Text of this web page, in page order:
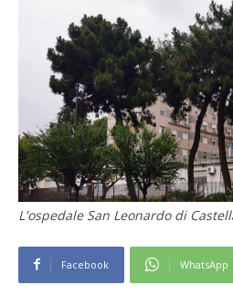
L'ospedale San Leonardo di
Facebook WhatsApp